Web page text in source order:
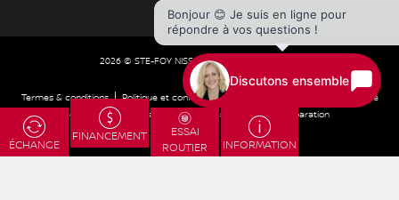
ÉCHANGE FINANCEMENT
ESSAI
ROUTIER
INFORMATION
2026 © STE-FOY NISSAN| Tous droits réservés.
Termes & conditions|Politique et confidentialité
Politique de
cookies (CA)
Paramétrer les cookies Droit à la réparation
DÉVELOPPÉ PAR
Bonjour 😊 Je suis en ligne pour
répondre à vos questions !
Discutons ensemble